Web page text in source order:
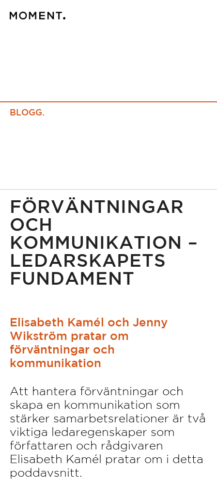
BLOGG.
FÖRVÄNTNINGAR
OCH
KOMMUNIKATION –
LEDARSKAPETS
FUNDAMENT
Elisabeth Kamél och Jenny
Wikström pratar om
förväntningar och
kommunikation
Att hantera förväntningar och
skapa en kommunikation som
stärker samarbetsrelationer är två
viktiga ledaregenskaper som
författaren och rådgivaren
Elisabeth Kamél pratar om i detta
poddavsnitt.